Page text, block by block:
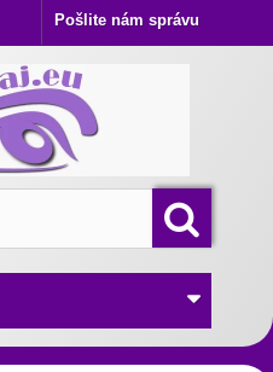
Pošlite nám správu